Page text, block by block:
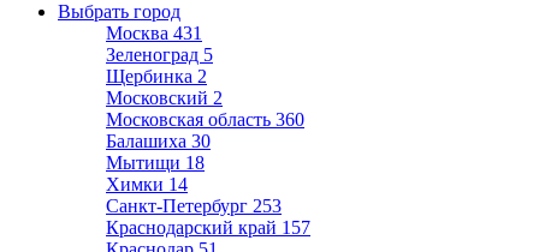
Выбрать город
Москва 431
Зеленоград 5
Щербинка 2
Московский 2
Московская область 360
Балашиха 30
Мытищи 18
Химки 14
Санкт-Петербург 253
Краснодарский край 157